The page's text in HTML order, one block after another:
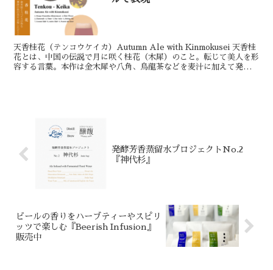
天香桂花（テンコウケイカ）Autumn Ale with Kinmokusei 天香桂
花とは、中国の伝説で月に咲く桂花（木犀）のこと。転じて美人を形
容する言葉。本作は金木犀や八角、烏龍茶などを麦汁に加えて発酵さ
発酵芳香蒸留水プロジェクトNo.2
『神代杉』
ビールの香りをハーブティーやスピリ
ッツで楽しむ『Beerish Infusion』
販売中